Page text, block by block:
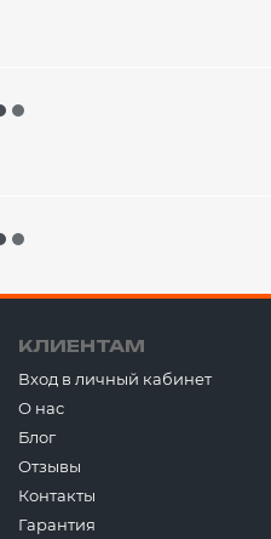
КЛИЕНТАМ
Вход в личный кабинет
О нас
Блог
Отзывы
Контакты
Гарантия